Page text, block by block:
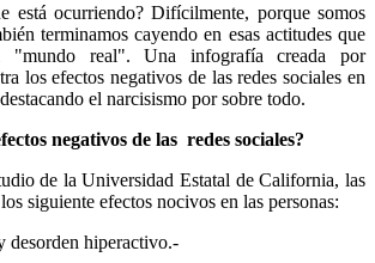
está ocurriendo? Difícilmente, porque somos
terminamos cayendo en esas actitudes que
"mundo real". Una infografía creada por
los efectos negativos de las redes sociales en
el narcisismo por sobre todo.
negativos de las redes sociales?
de la Universidad Estatal de California, las
siguiente efectos nocivos en las personas:
desorden hiperactivo.-